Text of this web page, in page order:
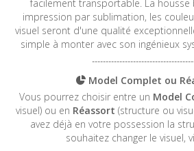
facilement transportable. La housse
impression par sublimation, les
visuel seront d'une qualité
simple à monter avec son ingénieux
Model Complet ou
Vous pourrez choisir entre un Model
visuel) ou en Réassort (structure ou
avez déjà en votre possession la
souhaitez changer le visuel,